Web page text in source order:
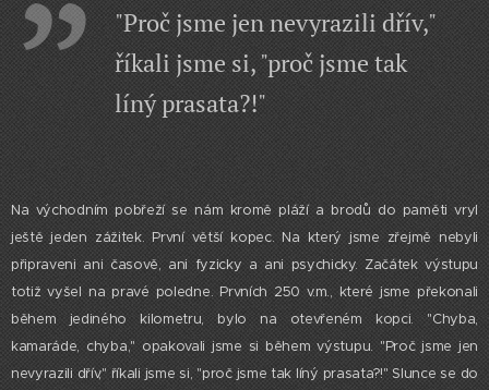
"Proč jsme jen nevyrazili dřív,"
říkali jsme si, "proč jsme tak
líný prasata?!"
Na východním pobřeží se nám kromě pláží a brodů do paměti vryl
ještě jeden zážitek. První větší kopec. Na který jsme zřejmě nebyli
připraveni ani časově, ani fyzicky a ani psychicky. Začátek výstupu
totiž vyšel na pravé poledne. Prvních 250 v.m., které jsme překonali
během jediného kilometru, bylo na otevřeném kopci. "Chyba,
kamaráde, chyba," opakovali jsme si během výstupu. "Proč jsme jen
nevyrazili dřív," říkali jsme si, "proč jsme tak líný prasata?!" Slunce se do